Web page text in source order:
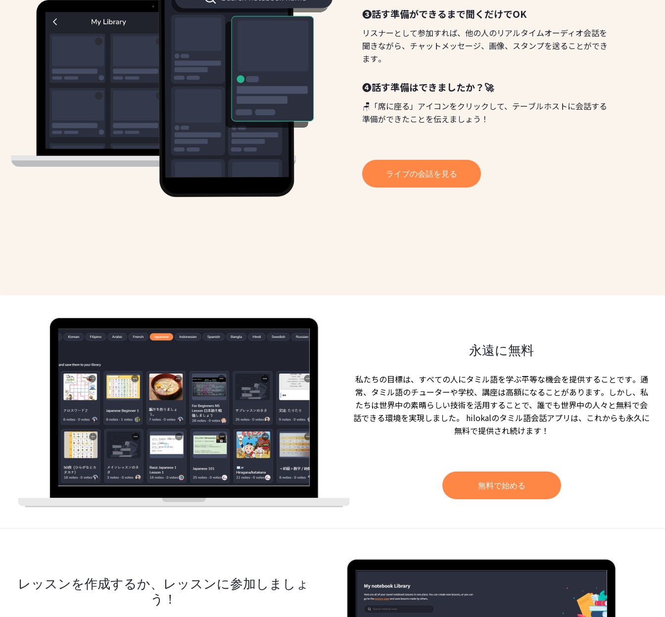
❸話す準備ができるまで聞くだけでOK
リスナーとして参加すれば、他の人のリアルタイムオーディオ会話を
聞きながら、チャットメッセージ、画像、スタンプを送ることができ
ます。
❹話す準備はできましたか？🚀
🪑「席に座る」アイコンをクリックして、テーブルホストに会話する
準備ができたことを伝えましょう！
ライブの会話を見る
永遠に無料
私たちの目標は、すべての人にタミル語を学ぶ平等な機会を提供することです。通
常、タミル語のチューターや学校、講座は高額になることがあります。しかし、私
たちは世界中の素晴らしい技術を活用することで、誰でも世界中の人々と無料で会
話できる環境を実現しました。 hilokalのタミル語会話アプリは、これからも永久に
無料で提供され続けます！
無料で始める
レッスンを作成するか、レッスンに参加しましょ
う！